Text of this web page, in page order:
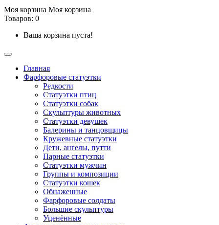
Моя корзина Моя корзина
Товаров: 0
Ваша корзина пуста!
Главная
Фарфоровые статуэтки
Редкости
Cтатуэтки птиц
Cтатуэтки собак
Скульптуры животных
Статуэтки девушек
Балерины и танцовщицы
Кружевные статуэтки
Дети, ангелы, путти
Парные статуэтки
Статуэтки мужчин
Группы и композиции
Статуэтки кошек
Обнаженные
Фарфоровые солдаты
Большие скульптуры
Уценённые